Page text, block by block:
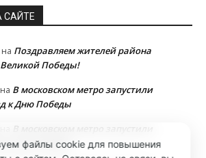
САЙТЕ
на Поздравляем жителей района
Победы!
В московском метро запустили
к Дню Победы
В московском метро запустили
к Дню Победы
файлы cookie для повышения